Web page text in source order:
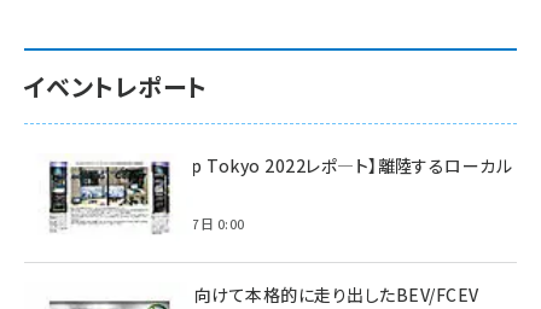
イベントレポート
【Interop Tokyo 2022レポ—ト】離陸するローカル
5G！
2022年7月7日 0:00
脱炭素に向けて本格的に走り出したBEV/FCEV